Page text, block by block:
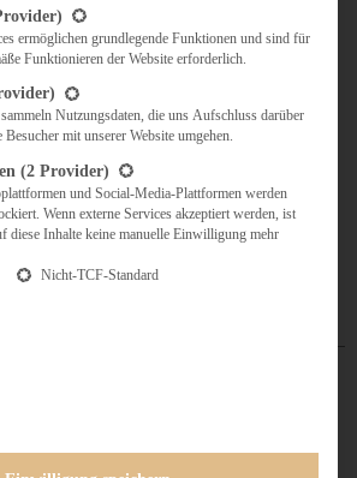
UNTERWEGS
KULINARISCH UNTERWEGS
Gruppen, für die eine Einwilligung erteilt werden
ermöglichen grundlegende Funktionen und sind für
Funktionieren der Website erforderlich.
Nutzungsdaten, die uns Aufschluss darüber
Besucher mit unserer Website umgehen.
(2 Provider)
und Social-Media-Plattformen werden
Wenn externe Services akzeptiert werden, ist
diese Inhalte keine manuelle Einwilligung mehr
Nicht-TCF-Standard